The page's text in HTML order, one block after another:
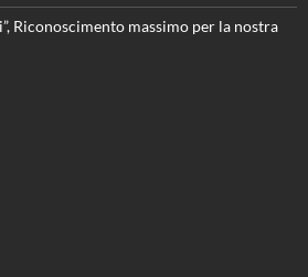
Riconoscimento massimo per la nostra